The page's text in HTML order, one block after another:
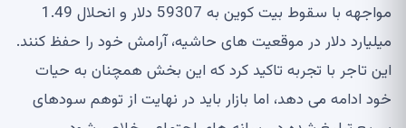
مواجهه با سقوط بیت کوین به 59307 دلار و انحلال 1.49
میلیارد دلار در موقعیت های حاشیه، آرامش خود را حفظ کنند.
این تاجر با تجربه تاکید کرد که این بخش همچنان به حیات
خود ادامه می دهد، اما بازار باید در نهایت از توهم سودهای